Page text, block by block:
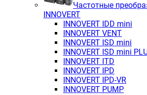
Частотные
INNOVERT
INNOVERT IDD mini
INNOVERT VENT
INNOVERT ISD mini
INNOVERT ISD mini
INNOVERT ITD
INNOVERT IРD
INNOVERT IРD-VR
INNOVERT PUMP